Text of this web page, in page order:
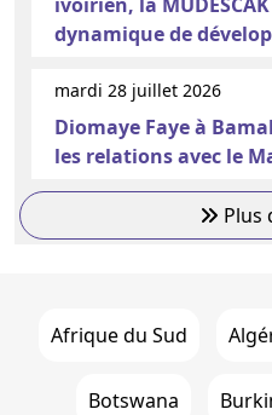
dynamique de
mardi 28 juillet 2026
Diomaye Faye à
les relations avec le
Plus
Afrique du Sud
Botswana